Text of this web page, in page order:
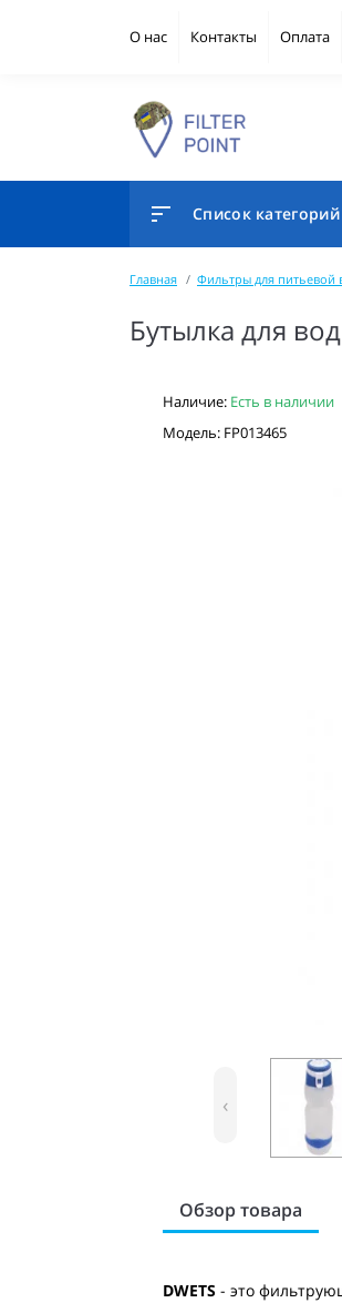
О нас Контакты Оплата
Список категорий
Главная Фильтры для питьевой
Бутылка для
Наличие: Есть в наличии
Модель: FP013465
‹
Обзор товара
DWETS - это